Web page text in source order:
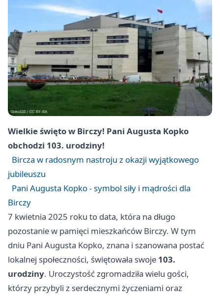
Wielkie święto w Birczy! Pani Augusta Kopko
obchodzi 103. urodziny!
Bircza w radosnym nastroju z okazji wyjątkowego
jubileuszu
Pani Augusta Kopko - symbol siły i mądrości dla
Birczy
7 kwietnia 2025 roku to data, która na długo
pozostanie w pamięci mieszkańców Birczy. W tym
dniu Pani Augusta Kopko, znana i szanowana postać
lokalnej społeczności, świętowała swoje 103.
urodziny. Uroczystość zgromadziła wielu gości,
którzy przybyli z serdecznymi życzeniami oraz